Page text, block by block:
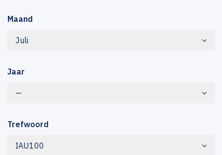
Maand
Juli
Jaar
—
Trefwoord
IAU100